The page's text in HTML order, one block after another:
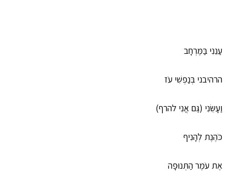
עַנֵנִי בַּמֶּרְחָב
הרהיבני בְּנַפְשִׁי עֹז
וַעָשֵּׂנִי (גַּם אֲנִי להרף)
כֹּהֶנֶת לְהָנִיף
אֶת עֹמֶר הַתְּנוּפָה